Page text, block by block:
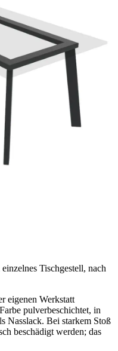
Tischgestell, nach
eigenen Werkstatt
pulverbeschichtet, in
Nasslack. Bei starkem Stoß
beschädigt werden; das